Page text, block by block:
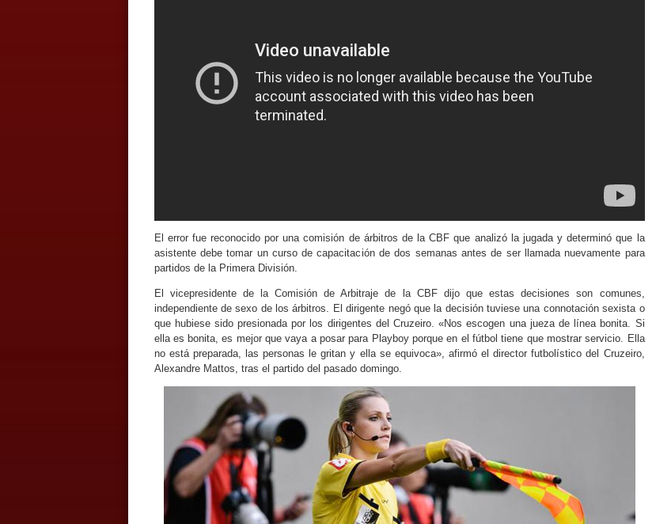
El error fue reconocido por una comisión de árbitros de la CBF que analizó la jugada y determinó que la
asistente debe tomar un curso de capacitación de dos semanas antes de ser llamada nuevamente para
partidos de la Primera División.
El vicepresidente de la Comisión de Arbitraje de la CBF dijo que estas decisiones son comunes,
independiente de sexo de los árbitros. El dirigente negó que la decisión tuviese una connotación sexista o
que hubiese sido presionada por los dirigentes del Cruzeiro. «Nos escogen una jueza de línea bonita. Si
ella es bonita, es mejor que vaya a posar para Playboy porque en el fútbol tiene que mostrar servicio. Ella
no está preparada, las personas le gritan y ella se equivoca», afirmó el director futbolístico del Cruzeiro,
Alexandre Mattos, tras el partido del pasado domingo.